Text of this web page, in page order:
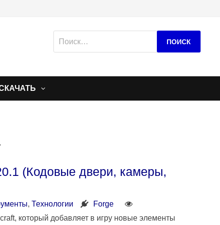
(Кодовые двери, камеры,
,Технологии
Forge
который добавляет в игру новые элементы